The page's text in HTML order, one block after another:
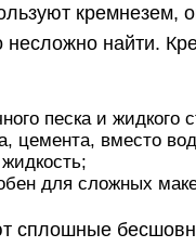
кремнезем,
несложно найти.
песка и жидкого
цемента, вместо
для сложных
сплошные